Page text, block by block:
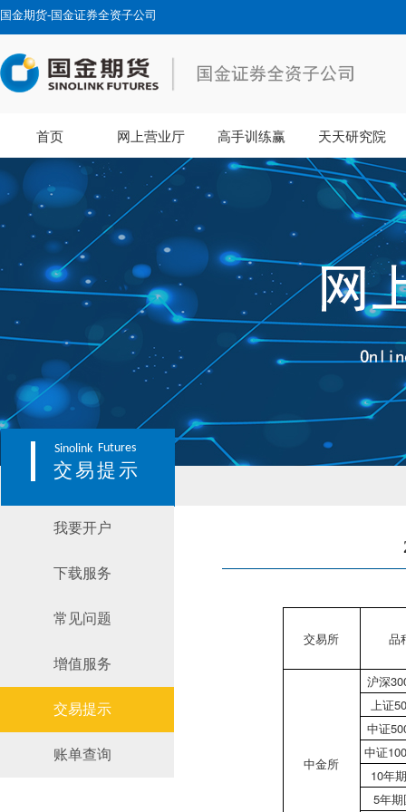
国金期货-国金证券全资子公司
首页 网上营业厅 高手训练赢 天天研究院
Sinolink Futures
交易提示
我要开户
下载服务
常见问题
增值服务
交易提示
账单查询
交易所 品
中金所
沪深
上证
中证
中证
10年
5年